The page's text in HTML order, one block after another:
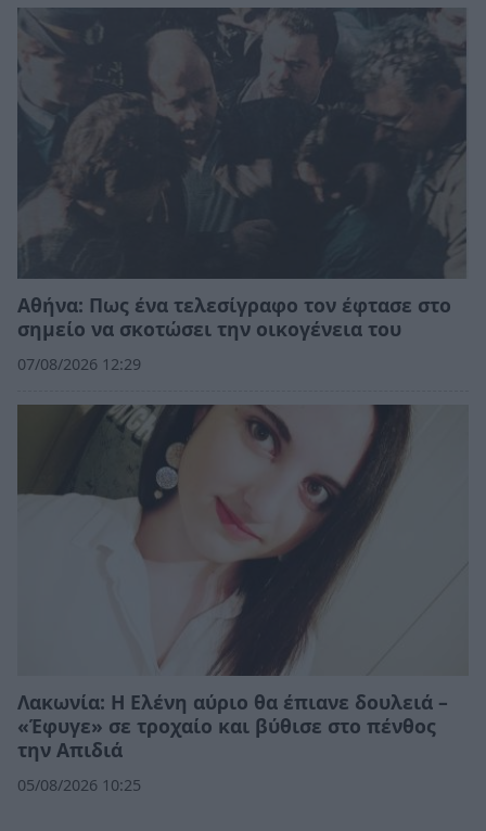
Αθήνα: Πως ένα τελεσίγραφο τον έφτασε στο
σημείο να σκοτώσει την οικογένεια του
07/08/2026 12:29
Λακωνία: Η Ελένη αύριο θα έπιανε δουλειά –
«Έφυγε» σε τροχαίο και βύθισε στο πένθος
την Απιδιά
05/08/2026 10:25